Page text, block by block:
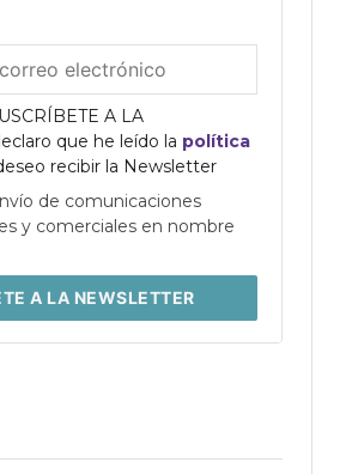
A LA
que he leído la política
recibir la Newsletter
de comunicaciones
y comerciales en nombre
A LA NEWSLETTER